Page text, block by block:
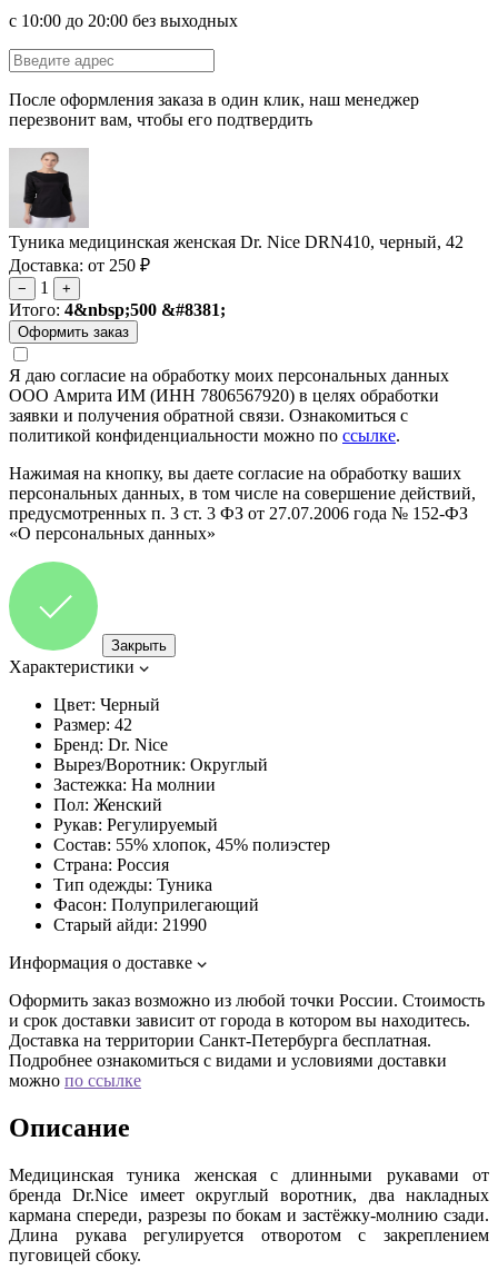
с 10:00 до 20:00 без выходных
После оформления заказа в один клик, наш менеджер
перезвонит вам, чтобы его подтвердить
Туника медицинская женская Dr. Nice DRN410, черный, 42
Доставка: от 250 ₽
− 1 +
Итого: 4&nbsp;500 &#8381;
Я даю согласие на обработку моих персональных данных
ООО Амрита ИМ (ИНН 7806567920) в целях обработки
заявки и получения обратной связи. Ознакомиться с
политикой конфиденциальности можно по ссылке.
Нажимая на кнопку, вы даете согласие на обработку ваших
персональных данных, в том числе на совершение действий,
предусмотренных п. 3 ст. 3 ФЗ от 27.07.2006 года № 152-ФЗ
«О персональных данных»
Закрыть
Характеристики
Цвет: Черный
Размер: 42
Бренд: Dr. Nice
Вырез/Воротник: Округлый
Застежка: На молнии
Пол: Женский
Рукав: Регулируемый
Состав: 55% хлопок, 45% полиэстер
Страна: Россия
Тип одежды: Туника
Фасон: Полуприлегающий
Старый айди: 21990
Информация о доставке
Оформить заказ возможно из любой точки России. Стоимость
и срок доставки зависит от города в котором вы находитесь.
Доставка на территории Санкт-Петербурга бесплатная.
Подробнее ознакомиться с видами и условиями доставки
можно по ссылке
Описание
Медицинская туника женская с длинными рукавами от
бренда Dr.Nice имеет округлый воротник, два накладных
кармана спереди, разрезы по бокам и застёжку-молнию сзади.
Длина рукава регулируется отворотом с закреплением
пуговицей сбоку.